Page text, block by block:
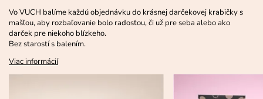
Vo VUCH balíme každú objednávku do krásnej darčekovej krabičky s
mašľou, aby rozbaľovanie bolo radosťou, či už pre seba alebo ako
darček pre niekoho blízkeho.
Bez starostí s balením.
Viac informácií